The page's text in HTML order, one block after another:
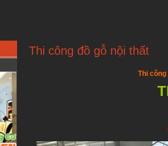
Thi công đồ gỗ nội thất
Thi công